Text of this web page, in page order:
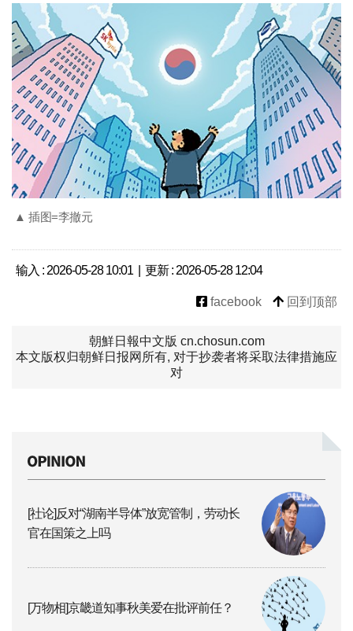
▲ 插图=李撤元
输入 : 2026-05-28 10:01 | 更新 : 2026-05-28 12:04
facebook 回到顶部
朝鮮日報中文版 cn.chosun.com
本文版权归朝鲜日报网所有, 对于抄袭者将采取法律措施应
对
[社论]反对“湖南半导体”放宽管制，劳动长
官在国策之上吗
[万物相]京畿道知事秋美爱在批评前任？